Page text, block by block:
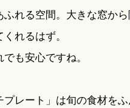
れる空間。大きな窓か
れるはず。
も安心ですね。
レート」は旬の食材を